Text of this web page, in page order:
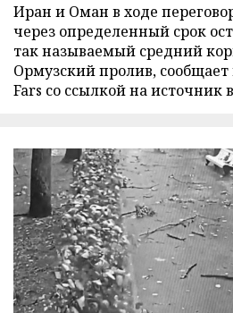
Иран и Оман в ходе
через определенный срок
так называемый средний
Ормузский пролив, сообщает
Fars со ссылкой на источник